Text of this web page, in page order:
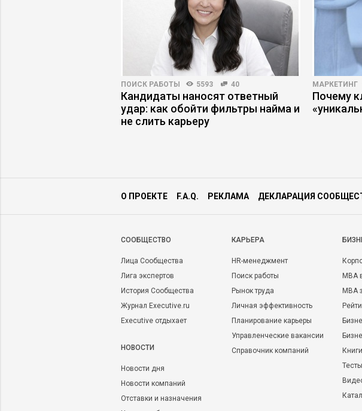
ПОИСК РАБОТЫ 5593 40
Кандидаты наносят ответный
удар: как обойти фильтры найма и
не слить карьеру
МАРКЕТИНГ
Почему
О ПРОЕКТЕ F.A.Q. РЕКЛАМА ДЕКЛАРАЦИЯ
CООБЩЕСТВО
Лица Сообщества
Лига экспертов
История Сообщества
Журнал Executive.ru
Executive отдыхает
НОВОСТИ
Новости дня
Новости компаний
Отставки и назначения
КАРЬЕРА
HR-менеджмент
Поиск работы
Рынок труда
Личная эффективность
Планирование карьеры
Управленческие вакансии
Справочник компаний
MBA
MBA
Тесты